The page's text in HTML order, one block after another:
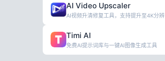
AI Video Upscaler
AI视频升清修复工具，支持提升至4K分辨
Timi AI
免费AI提示词库与一键AI图像生成工具